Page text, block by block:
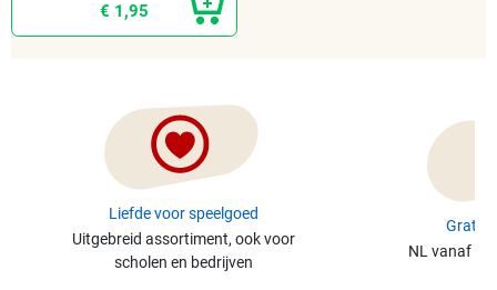
€ 1,95
Liefde voor speelgoed
Uitgebreid assortiment, ook voor
scholen en bedrijven
Gratis
NL vanaf